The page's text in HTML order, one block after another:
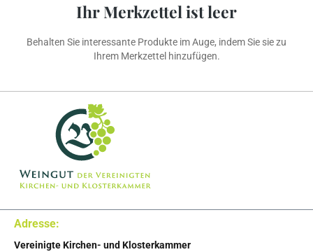
Ihr Merkzettel ist leer
Behalten Sie interessante Produkte im Auge, indem Sie sie zu
Ihrem Merkzettel hinzufügen.
Adresse:
Vereinigte Kirchen- und Klosterkammer